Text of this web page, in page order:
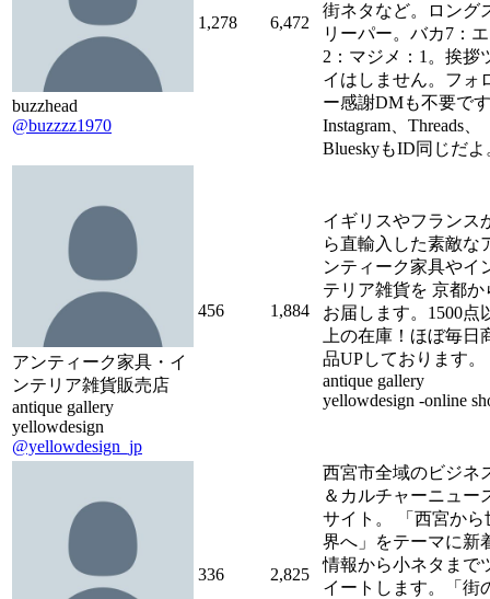
buzzhead
@buzzzz1970
1,278 6,472
街ネタなど。ロング
リーパー。バカ7：
2：マジメ：1。挨拶
イはしません。フォ
ー感謝DMも不要で
Instagram、Threads、
BlueskyもID同じだよ
アンティーク家具・イ
ンテリア雑貨販売店
antique gallery
yellowdesign
@yellowdesign_jp
456 1,884
イギリスやフランス
ら直輸入した素敵な
ンティーク家具やイ
テリア雑貨を 京都か
お届します。1500点
上の在庫！ほぼ毎日
品UPしております。
antique gallery
yellowdesign -online
336 2,825
西宮市全域のビジネ
＆カルチャーニュー
サイト。 「西宮から
界へ」をテーマに新
情報から小ネタまで
イートします。「街